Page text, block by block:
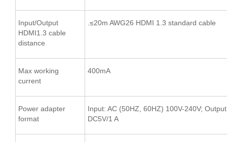
Input/Output
HDMI1.3 cable
distance
.≤20m AWG26 HDMI 1.3 standard cable
Max working
current
400mA
Power adapter
format
Input: AC (50HZ, 60HZ) 100V-240V;
DC5V/1 A